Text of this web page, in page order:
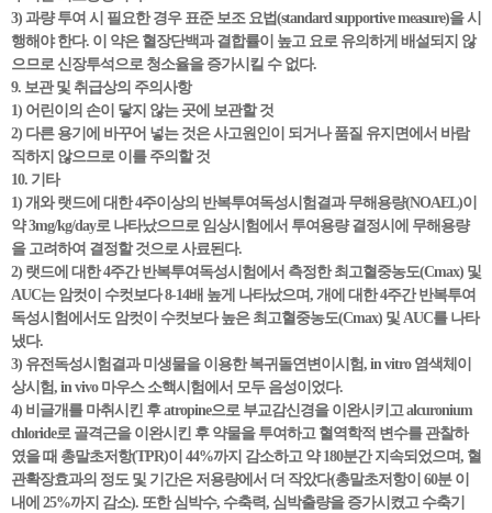
3) 과량 투여 시 필요한 경우 표준 보조 요법(standard supportive measure)을 시
행해야 한다. 이 약은 혈장단백과 결합률이 높고 요로 유의하게 배설되지 않
으므로 신장투석으로 청소율을 증가시킬 수 없다.
9. 보관 및 취급상의 주의사항
1) 어린이의 손이 닿지 않는 곳에 보관할 것
2) 다른 용기에 바꾸어 넣는 것은 사고원인이 되거나 품질 유지면에서 바람
직하지 않으므로 이를 주의할 것
10. 기타
1) 개와 랫드에 대한 4주이상의 반복투여독성시험결과 무해용량(NOAEL)이
약 3mg/kg/day로 나타났으므로 임상시험에서 투여용량 결정시에 무해용량
을 고려하여 결정할 것으로 사료된다.
2) 랫드에 대한 4주간 반복투여독성시험에서 측정한 최고혈중농도(Cmax) 및
AUC는 암컷이 수컷보다 8-14배 높게 나타났으며, 개에 대한 4주간 반복투여
독성시험에서도 암컷이 수컷보다 높은 최고혈중농도(Cmax) 및 AUC를 나타
냈다.
3) 유전독성시험결과 미생물을 이용한 복귀돌연변이시험, in vitro 염색체이
상시험, in vivo 마우스 소핵시험에서 모두 음성이었다.
4) 비글개를 마취시킨 후 atropine으로 부교감신경을 이완시키고 alcuronium
chloride로 골격근을 이완시킨 후 약물을 투여하고 혈역학적 변수를 관찰하
였을 때 총말초저항(TPR)이 44%까지 감소하고 약 180분간 지속되었으며, 혈
관확장효과의 정도 및 기간은 저용량에서 더 작았다(총말초저항이 60분 이
내에 25%까지 감소). 또한 심박수, 수축력, 심박출량을 증가시켰고 수축기